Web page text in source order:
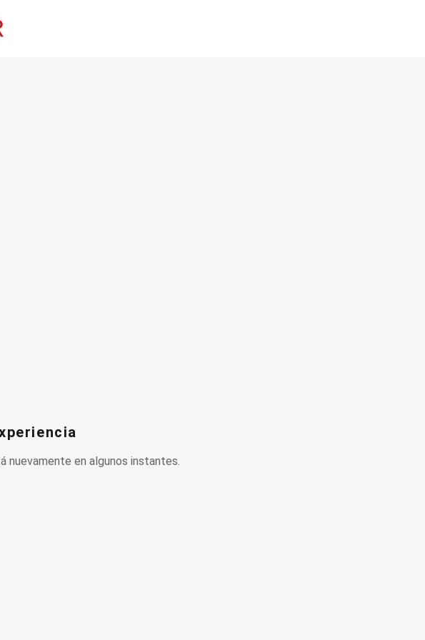
nuevamente en algunos instantes.